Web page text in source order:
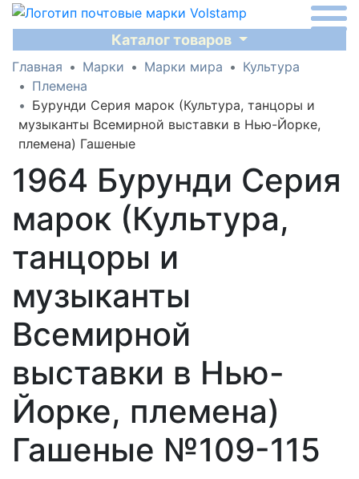
Каталог товаров
Главная Марки Марки мира
Культура
Племена
Бурунди Серия марок (Культура, танцоры и
музыканты Всемирной выставки в Нью-Йорке,
племена) Гашеные
1964 Бурунди Серия
марок (Культура,
танцоры и
музыканты
Всемирной
выставки в Нью-
Йорке, племена)
Гашеные №109-115